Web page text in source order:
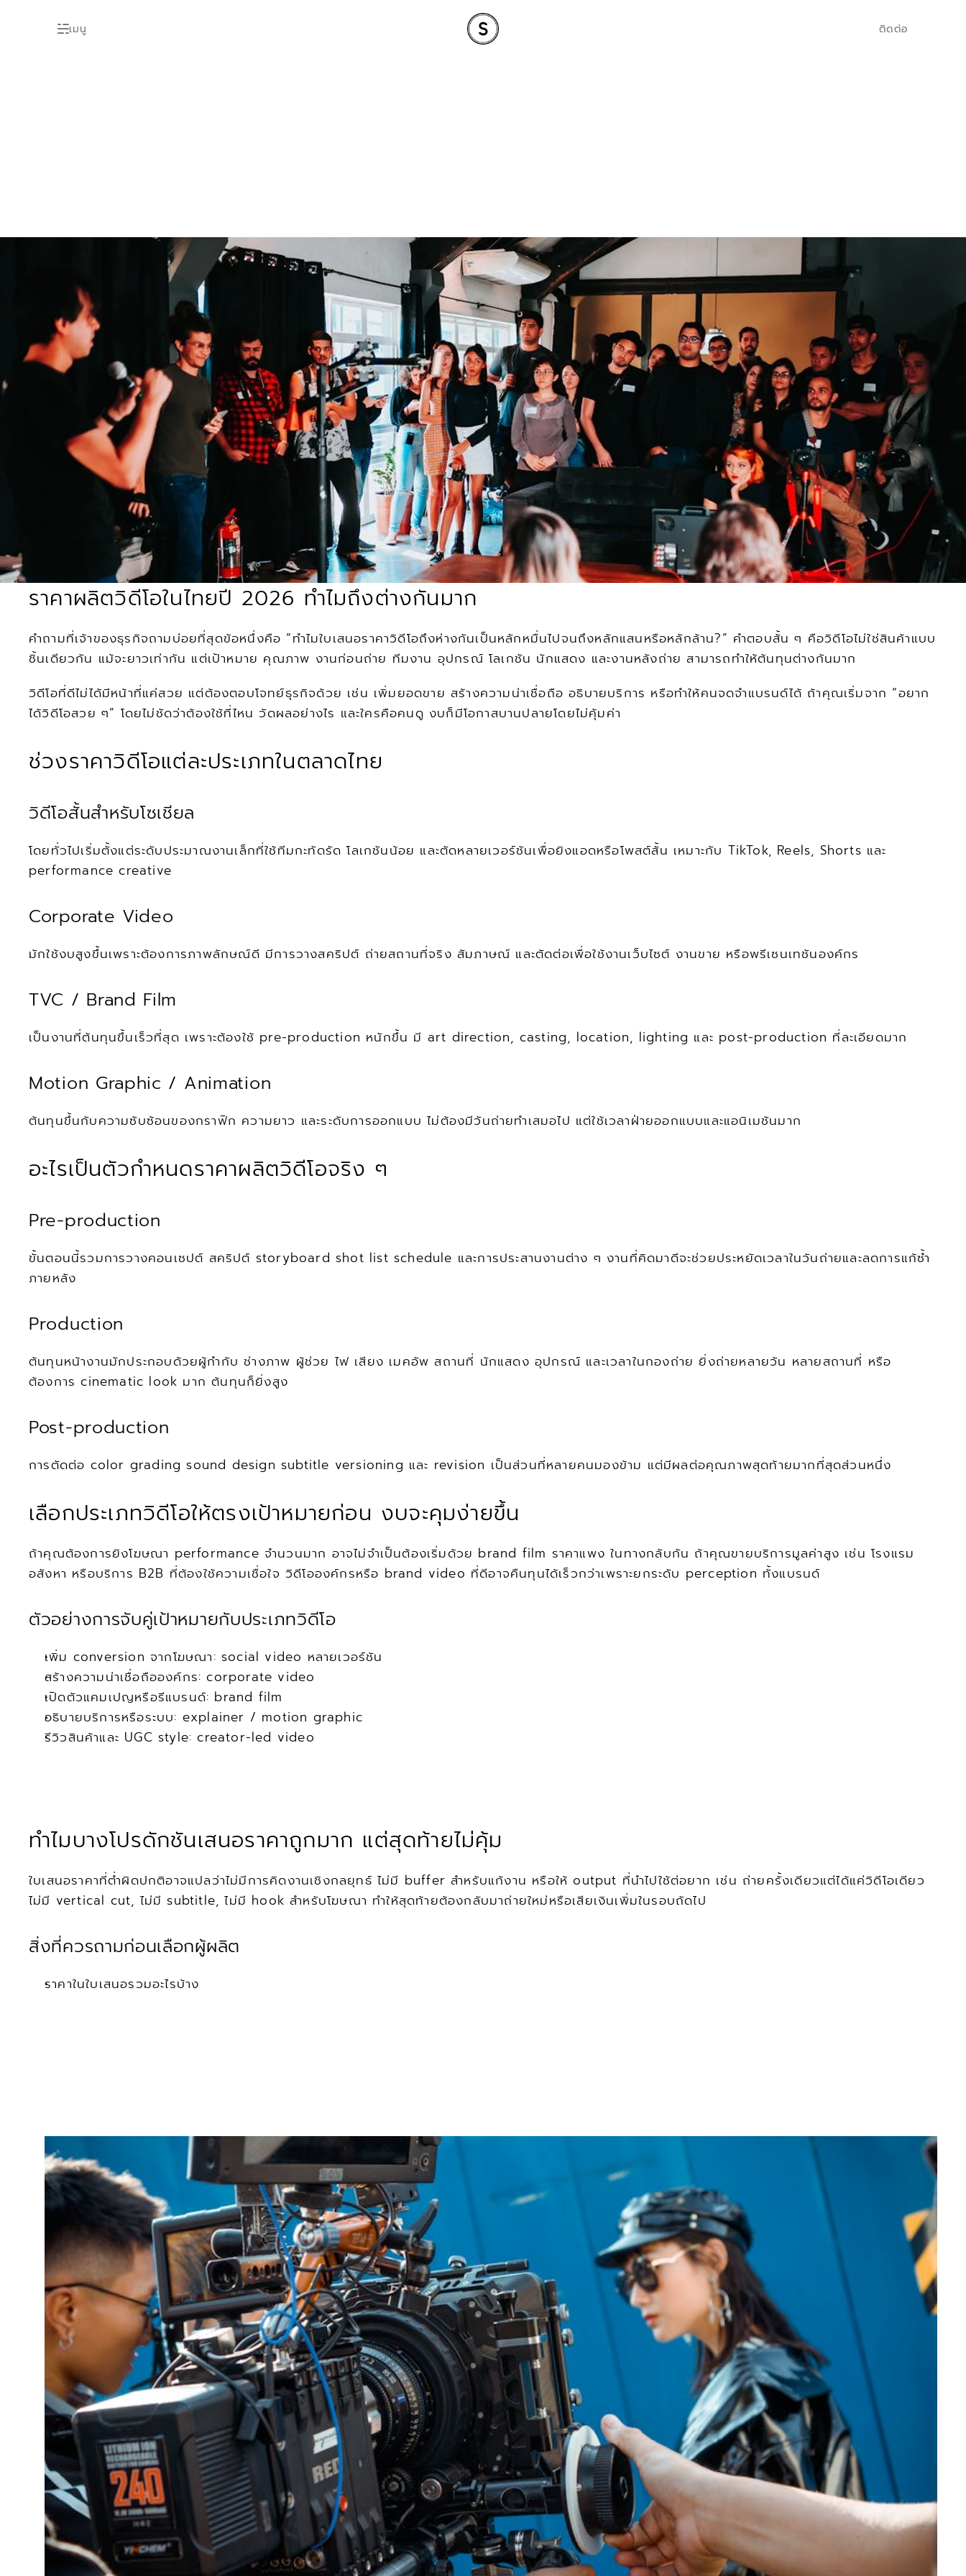
คู่มือต้นทุนครบ
ราคาผลิตวิดีโอในไทยปี 2026 ทำไมถึงต่างกันมาก
คำถามที่เจ้าของธุรกิจถามบ่อยที่สุดข้อหนึ่งคือ “ทำไมใบเสนอราคาวิดีโอถึงห่างกันเป็นหลักหมื่นไปจนถึงหลักแสนหรือหลักล้าน?” คำตอบสั้น ๆ คือวิดีโอไม่ใช่สินค้าแบบ
ชิ้นเดียวกัน แม้จะยาวเท่ากัน แต่เป้าหมาย คุณภาพ งานก่อนถ่าย ทีมงาน อุปกรณ์ โลเกชัน นักแสดง และงานหลังถ่าย สามารถทำให้ต้นทุนต่างกันมาก
วิดีโอที่ดีไม่ได้มีหน้าที่แค่สวย แต่ต้องตอบโจทย์ธุรกิจด้วย เช่น เพิ่มยอดขาย สร้างความน่าเชื่อถือ อธิบายบริการ หรือทำให้คนจดจำแบรนด์ได้ ถ้าคุณเริ่มจาก “อยาก
ได้วิดีโอสวย ๆ” โดยไม่ชัดว่าต้องใช้ที่ไหน วัดผลอย่างไร และใครคือคนดู งบก็มีโอกาสบานปลายโดยไม่คุ้มค่า
ช่วงราคาวิดีโอแต่ละประเภทในตลาดไทย
วิดีโอสั้นสำหรับโซเชียล
โดยทั่วไปเริ่มตั้งแต่ระดับประมาณงานเล็กที่ใช้ทีมกะทัดรัด โลเกชันน้อย และตัดหลายเวอร์ชันเพื่อยิงแอดหรือโพสต์สั้น เหมาะกับ TikTok, Reels, Shorts และ
performance creative
Corporate Video
มักใช้งบสูงขึ้นเพราะต้องการภาพลักษณ์ดี มีการวางสคริปต์ ถ่ายสถานที่จริง สัมภาษณ์ และตัดต่อเพื่อใช้งานเว็บไซต์ งานขาย หรือพรีเซนเทชันองค์กร
TVC / Brand Film
เป็นงานที่ต้นทุนขึ้นเร็วที่สุด เพราะต้องใช้ pre-production หนักขึ้น มี art direction, casting, location, lighting และ post-production ที่ละเอียดมาก
Motion Graphic / Animation
ต้นทุนขึ้นกับความซับซ้อนของกราฟิก ความยาว และระดับการออกแบบ ไม่ต้องมีวันถ่ายทำเสมอไป แต่ใช้เวลาฝ่ายออกแบบและแอนิเมชันมาก
อะไรเป็นตัวกำหนดราคาผลิตวิดีโอจริง ๆ
Pre-production
ขั้นตอนนี้รวมการวางคอนเซปต์ สคริปต์ storyboard shot list schedule และการประสานงานต่าง ๆ งานที่คิดมาดีจะช่วยประหยัดเวลาในวันถ่ายและลดการแก้ซ้ำ
ภายหลัง
Production
ต้นทุนหน้างานมักประกอบด้วยผู้กำกับ ช่างภาพ ผู้ช่วย ไฟ เสียง เมคอัพ สถานที่ นักแสดง อุปกรณ์ และเวลาในกองถ่าย ยิ่งถ่ายหลายวัน หลายสถานที่ หรือ
ต้องการ cinematic look มาก ต้นทุนก็ยิ่งสูง
Post-production
การตัดต่อ color grading sound design subtitle versioning และ revision เป็นส่วนที่หลายคนมองข้าม แต่มีผลต่อคุณภาพสุดท้ายมากที่สุดส่วนหนึ่ง
เลือกประเภทวิดีโอให้ตรงเป้าหมายก่อน งบจะคุมง่ายขึ้น
ถ้าคุณต้องการยิงโฆษณา performance จำนวนมาก อาจไม่จำเป็นต้องเริ่มด้วย brand film ราคาแพง ในทางกลับกัน ถ้าคุณขายบริการมูลค่าสูง เช่น โรงแรม
อสังหา หรือบริการ B2B ที่ต้องใช้ความเชื่อใจ วิดีโอองค์กรหรือ brand video ที่ดีอาจคืนทุนได้เร็วกว่าเพราะยกระดับ perception ทั้งแบรนด์
ตัวอย่างการจับคู่เป้าหมายกับประเภทวิดีโอ
เพิ่ม conversion จากโฆษณา: social video หลายเวอร์ชัน
สร้างความน่าเชื่อถือองค์กร: corporate video
เปิดตัวแคมเปญหรือรีแบรนด์: brand film
อธิบายบริการหรือระบบ: explainer / motion graphic
รีวิวสินค้าและ UGC style: creator-led video
ทำไมบางโปรดักชันเสนอราคาถูกมาก แต่สุดท้ายไม่คุ้ม
ใบเสนอราคาที่ต่ำผิดปกติอาจแปลว่าไม่มีการคิดงานเชิงกลยุทธ์ ไม่มี buffer สำหรับแก้งาน หรือให้ output ที่นำไปใช้ต่อยาก เช่น ถ่ายครั้งเดียวแต่ได้แค่วิดีโอเดียว
ไม่มี vertical cut, ไม่มี subtitle, ไม่มี hook สำหรับโฆษณา ทำให้สุดท้ายต้องกลับมาถ่ายใหม่หรือเสียเงินเพิ่มในรอบถัดไป
สิ่งที่ควรถามก่อนเลือกผู้ผลิต
ราคาในใบเสนอรวมอะไรบ้าง
เมนู ติดต่อ